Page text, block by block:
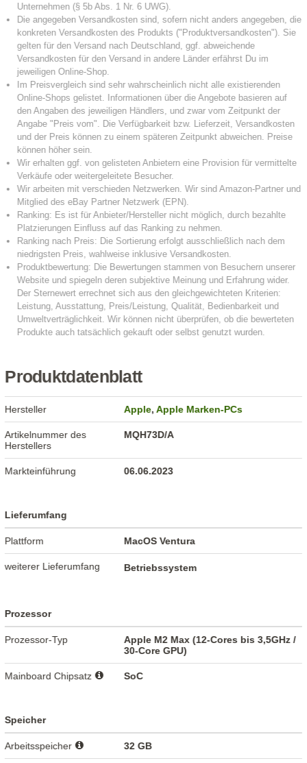
Produktdatenblatt
Hersteller Apple,Apple Marken-PCs
Artikelnummer des
Herstellers
MQH73D/A
Markteinführung 06.06.2023
Lieferumfang
Plattform MacOS Ventura
weiterer Lieferumfang Betriebssystem
Prozessor
Prozessor-Typ
Apple M2 Max (12-Cores bis 3,5GHz /
30-Core GPU)
Mainboard Chipsatz SoC
Speicher
Arbeitsspeicher 32 GB